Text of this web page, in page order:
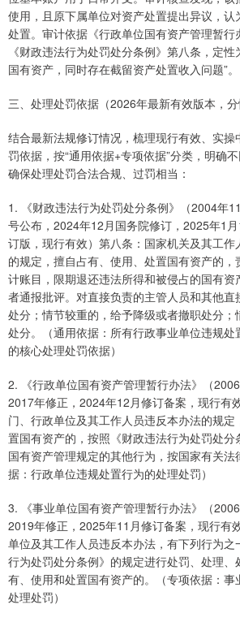
使用，且原下属单位对资产处置提出异议，认
处置。审计依据《行政单位国有资产管理暂行
《财政违法行为处罚处分条例》第八条，定
国有资产，同时存在截留资产处置收入问题”。
三、处理处罚依据（2026年最新有效版本，分
结合最新法规修订情况，梳理现行有效、实操
罚依据，按“通用依据+专项依据”分类，明确
确保处理处罚合法合规、过罚相当：
1. 《财政违法行为处罚处分条例》（2004年
号公布，2024年12月国务院修订，2025年1
订版，现行有效）第八条：国家机关及其工作
的规定，擅自占有、使用、处置国有资产的
计账目，限期退还违法所得和被侵占的国有
者通报批评。对直接负责的主管人员和其他直
处分；情节较重的，给予降级或者撤职处分；
处分。（通用依据：所有行政事业单位违规
的核心处理处罚依据）
2. 《行政单位国有资产管理暂行办法》（
2017年修正，2024年12月修订备案，现行有
门、行政单位及其工作人员违反本办法的规
置国有资产的，按照《财政违法行为处罚处分
国有资产管理规定的其他行为，按国家有关
据：行政单位违规处置行为的处理处罚）
3. 《事业单位国有资产管理暂行办法》（
2019年修正，2025年11月修订备案，现行有
单位及其工作人员违反本办法，有下列行为
行为处罚处分条例》的规定进行处罚、处理、
有、使用和处置国有资产的。（专项依据：事
处理处罚）